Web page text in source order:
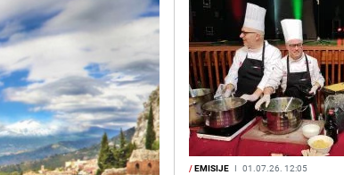
/EMISIJE I 01.07.26. 12:05